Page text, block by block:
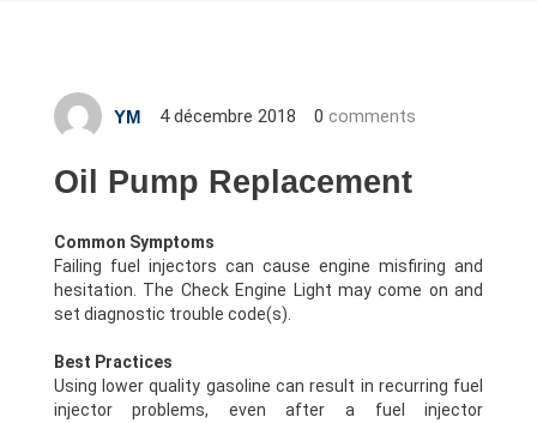
YM 4 décembre 2018 0 comments
Oil Pump Replacement
Common Symptoms
Failing fuel injectors can cause engine misfiring and
hesitation. The Check Engine Light may come on and
set diagnostic trouble code(s).
Best Practices
Using lower quality gasoline can result in recurring fuel
injector problems, even after a fuel injector